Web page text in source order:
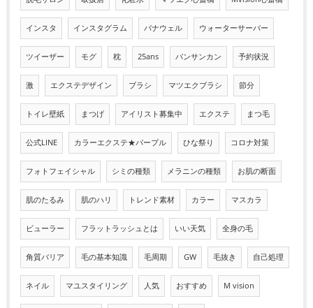
インスタ インスタグラム バナウェル ウォーターサーバー
ツイーザー モグ 枕 25ans バンサンカン 予約状況
激 エクステデザイン ブラシ マツエクブラシ 節分
トイレ壁紙 まつげ アイリスト募集中 エクステ まつ毛
公式LINE カラーエクステ★パープル ひな祭り コロナ対策
フォトフェイシャル シミの種類 メラニンの種類 お肌の断面
肌のたるみ 肌のハリ トレンド素材 カラー マスカラ
ビューラー フラットラッシュとは いい天気 全身の毛
角質バリア 毛の基本知識 毛周期 GW 毛抜き 自己処理
ネイル マユスタイリング 人気 おすすめ M vision